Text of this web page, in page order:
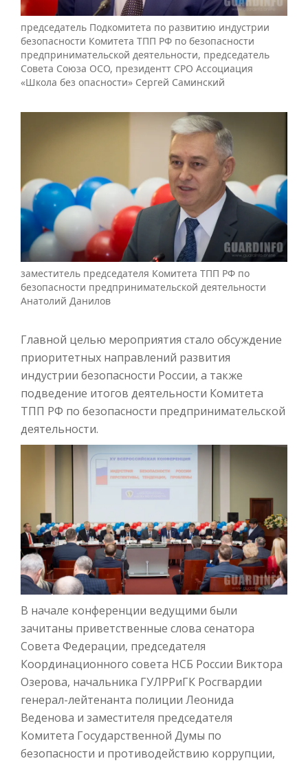
председатель Подкомитета по развитию индустрии
безопасности Комитета ТПП РФ по безопасности
предпринимательской деятельности, председатель
Совета Союза ОСО, президентт СРО Ассоциация
«Школа без опасности» Сергей Саминский
заместитель председателя Комитета ТПП РФ по
безопасности предпринимательской деятельности
Анатолий Данилов
Главной целью мероприятия стало обсуждение
приоритетных направлений развития
индустрии безопасности России, а также
подведение итогов деятельности Комитета
ТПП РФ по безопасности предпринимательской
деятельности.
В начале конференции ведущими были
зачитаны приветственные слова сенатора
Совета Федерации, председателя
Координационного совета НСБ России Виктора
Озерова, начальника ГУЛРРиГК Росгвардии
генерал-лейтенанта полиции Леонида
Веденова и заместителя председателя
Комитета Государственной Думы по
безопасности и противодействию коррупции,